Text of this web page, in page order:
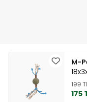
M-
199
175